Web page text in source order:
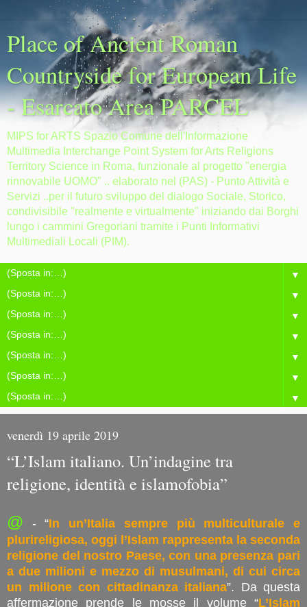
Place of Ancient Roman
Countryside for European Life
- Esarcato Area PARCEL
MIPS for ARTS Spazio Comune dell'Informazione
Multimedia Interchange Point System for Arts Religions
Territory Science in Roma, funzionale al progetto "energia
rinnovabile UOMO" .. elaborato nel (PAS) - Punto Attività e
Servizi ..per il futuro sviluppo del dialogo Sociale, Storico,
condivisibile "realmente e virtualmente" iniziando dai Borghi
lungo i cammini Gregoriani tramite i Punti Informativi
Multimediali Locali (PIM).
▼
▼
▼
▼
▼
▼
▼
venerdì 19 aprile 2019
“L’Islam italiano. Un’indagine tra
religione, identità e islamofobia”
@ - “In un’Italia sempre più multiculturale e
plurireligiosa, oggi l’Islam rappresenta la seconda
religione del nostro Paese, con una presenza pari
a due milioni e mezzo di musulmani, di cui circa
un milione con cittadinanza italiana”. Da questa
affermazione prende le mosse il volume “L’Islam